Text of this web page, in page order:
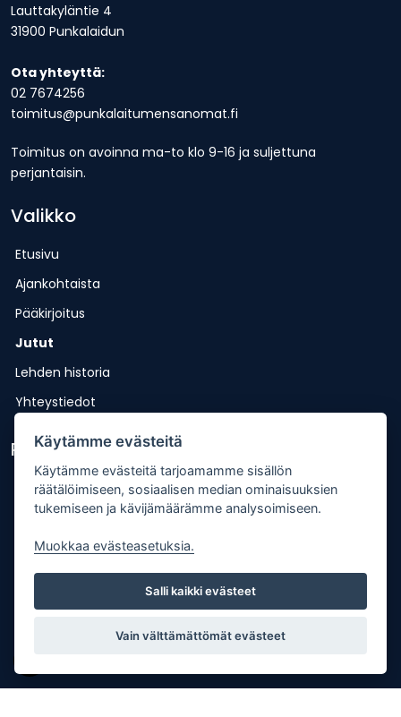
Lauttakyläntie 4
31900 Punkalaidun
Ota yhteyttä:
02 7674256
toimitus@punkalaitumensanomat.fi
Toimitus on avoinna ma-to klo 9-16 ja suljettuna
perjantaisin.
Valikko
Etusivu
Ajankohtaista
Pääkirjoitus
Jutut
Lehden historia
Yhteystiedot
Pikalinkit
Lähetä uutisvinkki
Kopiointiohje
Mediakortti
Tilaa lehti
Osoitteenmuutos
Käytämme evästeitä
Käytämme evästeitä tarjoamamme sisällön
räätälöimiseen, sosiaalisen median ominaisuuksien
tukemiseen ja kävijämäärämme analysoimiseen.
Muokkaa evästeasetuksia.
Salli kaikki evästeet
Vain välttämättömät evästeet